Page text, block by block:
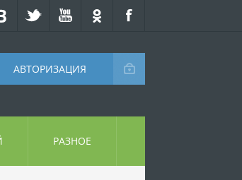
АВТОРИЗАЦИЯ
РАЗНОЕ